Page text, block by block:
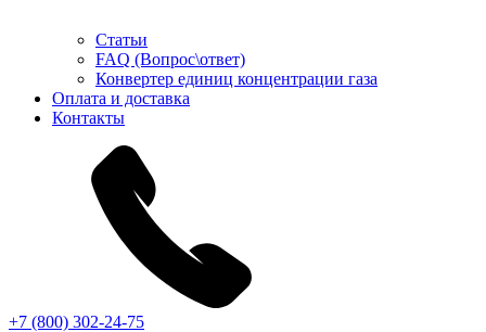
Статьи
FAQ (Вопрос\ответ)
Конвертер единиц концентрации газа
Оплата и доставка
Контакты
+7 (800) 302-24-75